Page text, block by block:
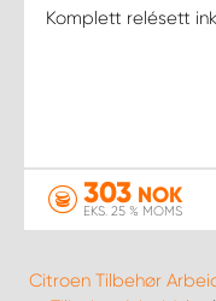
Komplett relésett
303 NOK
EKS. 25 % MOMS
Citroen Tilbehør